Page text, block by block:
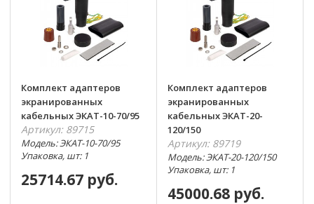
Комплект адаптеров
экранированных
кабельных ЭКАТ-10-70/95
Артикул: 89715
Модель: ЭКАТ-10-70/95
Упаковка, шт: 1
25714.67 руб.
Комплект адаптеров
экранированных
кабельных ЭКАТ-20-
120/150
Артикул: 89719
Модель: ЭКАТ-20-120/150
Упаковка, шт: 1
45000.68 руб.